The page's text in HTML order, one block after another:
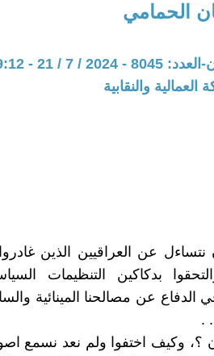
الحمامي
/ 7 / 21 - 09:12
والنقابية
عن العراقيين الذين
بدكاكين التنظيمات
الدفاع عن مصالحنا المينائية
.
؟، وكيف اختفوا ولم نعد نسمع